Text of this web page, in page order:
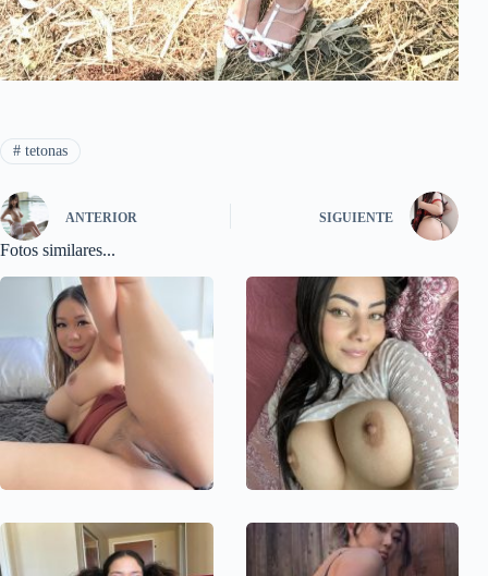
#tetonas
ANTERIOR SIGUIENTE
Fotos similares...